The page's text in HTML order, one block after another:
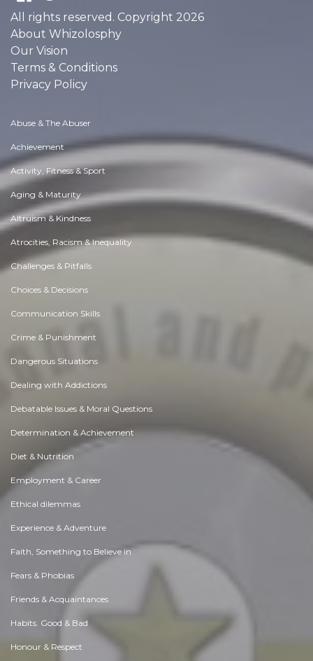
All rights reserved. Copyright 2026
About Whizolosphy
Our Vision
Terms & Conditions
Privacy Policy
Abuse & The Abuser
Achievement
Activity, Fitness & Sport
Aging & Maturity
Altruism & Kindness
Atrocities, Racism & Inequality
Challenges & Pitfalls
Choices & Decisions
Communication Skills
Crime & Punishment
Dangerous Situations
Dealing with Addictions
Debatable Issues & Moral Questions
Determination & Achievement
Diet & Nutrition
Employment & Career
Ethical dilemmas
Experience & Adventure
Faith, Something to Believe in
Fears & Phobias
Friends & Acquaintances
Habits. Good & Bad
Honour & Respect